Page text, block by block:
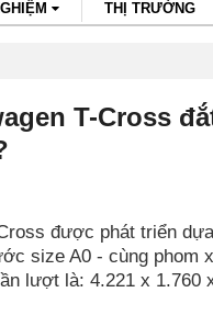
THỊ TRƯỜNG
T-Cross
được phát triển
size A0 - cùng phom
lượt là: 4.221 x 1.760